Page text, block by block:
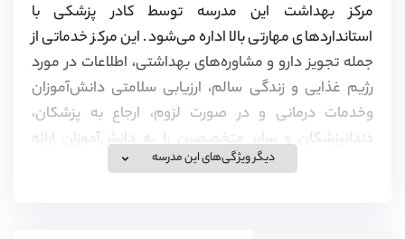
مرکز بهداشت این مدرسه توسط کادر پزشکی با
استانداردهای مهارتی بالا اداره می‌شود. این مرکز خدماتی از
جمله تجویز دارو و مشاوره‌های بهداشتی، اطلاعات در مورد
رژیم غذایی و زندگی سالم، ارزیابی سلامتی دانش‌آموزان
وخدمات درمانی و در صورت لزوم، ارجاع به پزشکان،
دندانپزشکان و سایر متخصصین را به دانش‌آموزان ارائه
دیگر ویژگی‌های این مدرسه